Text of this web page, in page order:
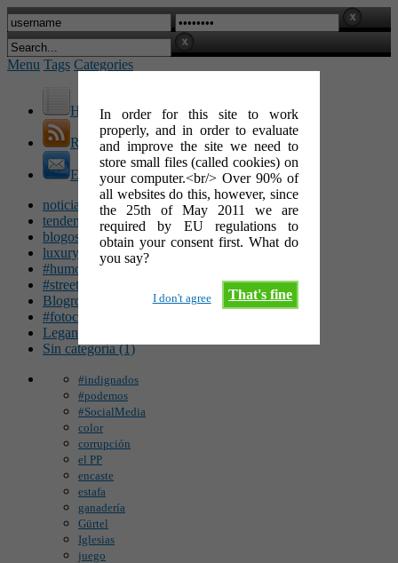
In order for this site to work
properly, and in order to evaluate
and improve the site we need to
store small files (called cookies) on
your computer.<br/> Over 90% of
all websites do this, however, since
the 25th of May 2011 we are
required by EU regulations to
obtain your consent first. What do
you say?
That's fine
I don't agree
Menu Tags Categories
Home
RSS Feed
E-Mail
noticias (142)
tendencias (100)
blogosfera (62)
luxury (49)
#humor (47)
#streetart (34)
Blogroll (26)
#fotocinéfila (25)
Leganés (16)
Sin categoría (1)
#indignados
#podemos
#SocialMedia
color
corrupción
el PP
encaste
estafa
ganadería
Gürtel
Iglesias
juego